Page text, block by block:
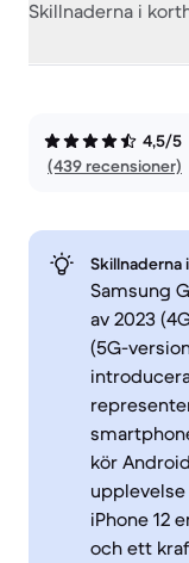
Skillnaderna i
4,5/5
(439 recensioner)
Skillnaderna
Samsung
av 2023
(5G-
kör
iPhone 12
och ett